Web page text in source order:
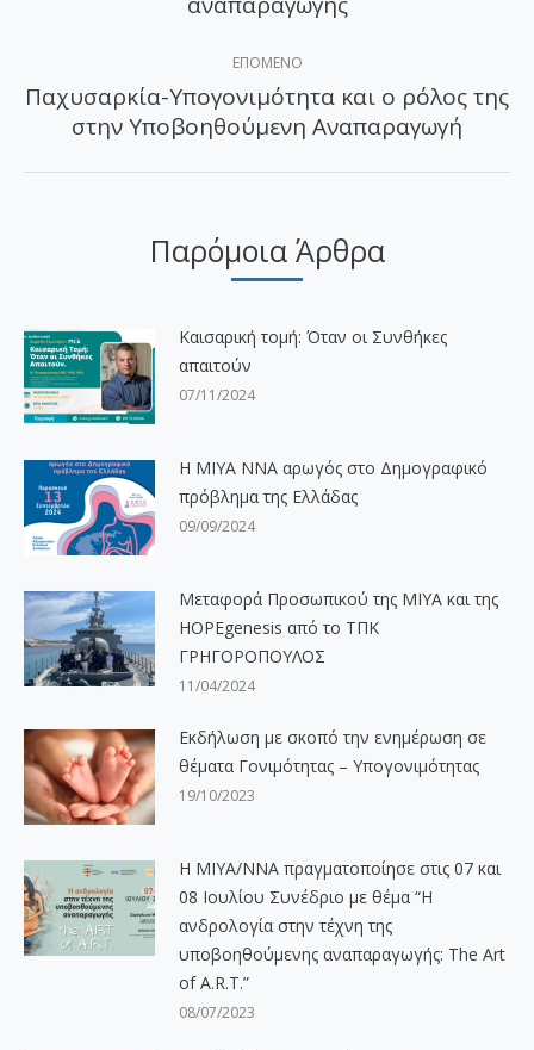
ΕΠΌΜΕΝΟ
Επόμενο
άρθρο:
Παχυσαρκία-Υπογονιμότητα και ο ρόλος της
στην Υποβοηθούμενη Αναπαραγωγή
Παρόμοια Άρθρα
Καισαρική τομή: Όταν οι Συνθήκες
απαιτούν
07/11/2024
H ΜΙΥΑ ΝΝΑ αρωγός στο Δημογραφικό
πρόβλημα της Ελλάδας
09/09/2024
Μεταφορά Προσωπικού της ΜΙΥΑ και της
HOPEgenesis από το ΤΠΚ
ΓΡΗΓΟΡΟΠΟΥΛΟΣ
11/04/2024
Εκδήλωση με σκοπό την ενημέρωση σε
θέματα Γονιμότητας – Υπογονιμότητας
19/10/2023
Η ΜΙΥΑ/ΝΝΑ πραγματοποίησε στις 07 και
08 Ιουλίου Συνέδριο με θέμα “Η
ανδρολογία στην τέχνη της
υποβοηθούμενης αναπαραγωγής: The Art
of A.R.T.”
08/07/2023